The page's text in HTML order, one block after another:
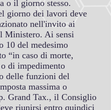
o il giorno stesso.
giorno dei lavori deve
nell'invito ai
Ministero. Ai sensi
10 del medesimo
“in caso di morte,
di impedimento
delle funzioni del
massima o
Grand Tax., il Consiglio
riunirsi entro quindici